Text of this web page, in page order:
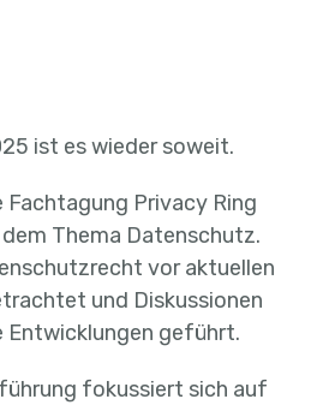
ist es wieder soweit.
Fachtagung Privacy Ring
Thema Datenschutz.
vor aktuellen
und Diskussionen
Entwicklungen geführt.
fokussiert sich auf